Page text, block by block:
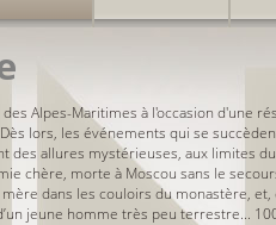
Alpes-Maritimes à l'occasion d'une
lors, les événements qui se
allures mystérieuses, aux limites
chère, morte à Moscou sans le
dans les couloirs du monastère,
jeune homme très peu terrestre...